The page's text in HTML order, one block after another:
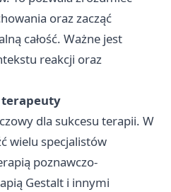
oraz zacząć
całość. Ważne jest
reakcji oraz
terapeuty
dla sukcesu terapii. W
wielu specjalistów
poznawczo-
Gestalt i innymi